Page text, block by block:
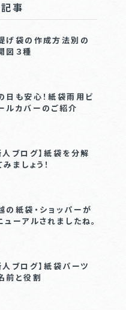
事
げ袋の作成方法別の
図３種
日も安心！紙袋雨用ビ
ルカバーのご紹介
人ブログ】紙袋を分解
みましょう！
の紙袋・ショッパーが
ューアルされましたね。
人ブログ】紙袋パーツ
前と役割